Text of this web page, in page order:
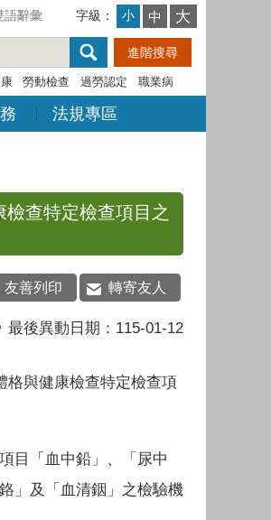
語辭彙 字級： 小 中 大
勞動檢查 過勞認定 職業病
法規專區
查特定檢查項目之
友善列印 轉寄友人
最後異動日期： 115-01-12
格與健康檢查特定檢查項
目「血中鉛」、「尿中
」及「血清銦」之檢驗機